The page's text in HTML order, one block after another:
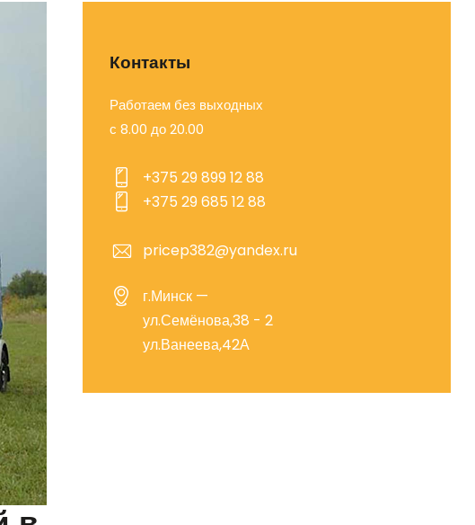
Контакты
Работаем без выходных
с 8.00 до 20.00
+375 29 899 12 88
+375 29 685 12 88
pricep382@yandex.ru
г.Минск —
ул.Семёнова,38 - 2
ул.Ванеева,42А